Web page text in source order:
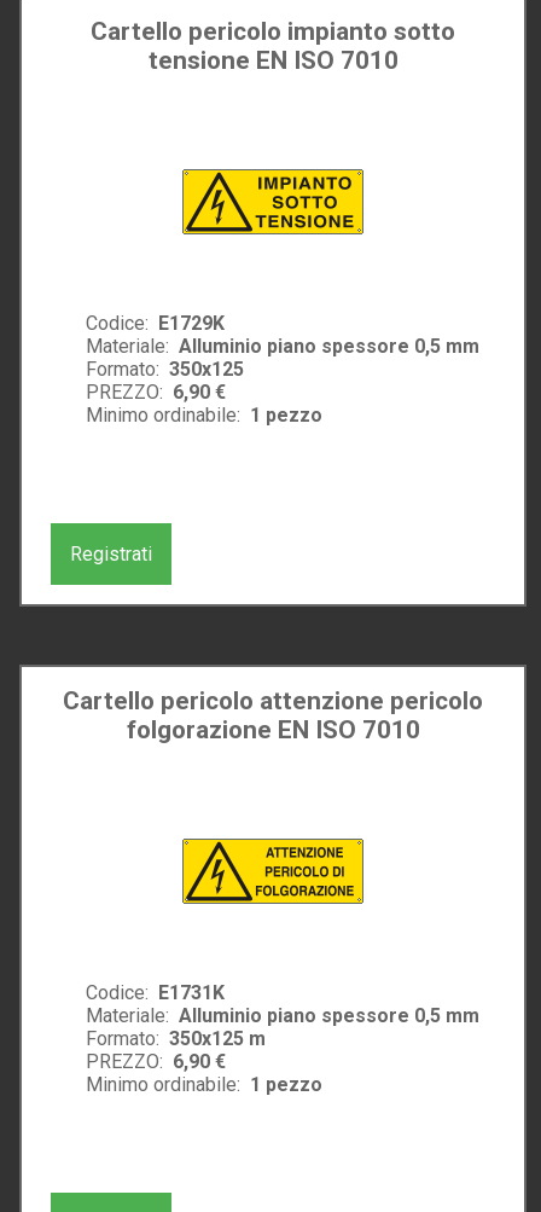
Cartello pericolo impianto sotto
tensione EN ISO 7010
Codice:
E1729K
Materiale: Alluminio piano spessore 0,5 mm
Formato: 350x125
PREZZO: 6,90 €
Minimo ordinabile: 1 pezzo
Registrati
Cartello pericolo attenzione pericolo
folgorazione EN ISO 7010
Codice:
E1731K
Materiale: Alluminio piano spessore 0,5 mm
Formato: 350x125 m
PREZZO: 6,90 €
Minimo ordinabile: 1 pezzo